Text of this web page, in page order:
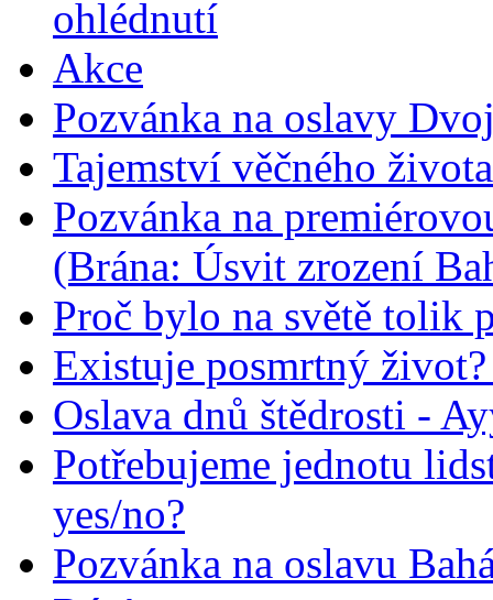
ohlédnutí
Akce
Pozvánka na oslavy
Tajemství věčného života
Pozvánka na
(Brána: Úsvit zrození
Proč bylo na světě tolik
Existuje posmrtný
Oslava dnů štědrosti -
Potřebujeme jednotu
yes/no?
Pozvánka na oslavu